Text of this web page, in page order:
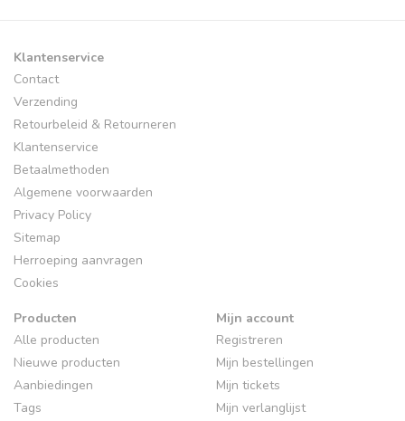
Klantenservice
Contact
Verzending
Retourbeleid & Retourneren
Klantenservice
Betaalmethoden
Algemene voorwaarden
Privacy Policy
Sitemap
Herroeping aanvragen
Cookies
Producten
Alle producten
Nieuwe producten
Aanbiedingen
Tags
Mijn account
Registreren
Mijn bestellingen
Mijn tickets
Mijn verlanglijst